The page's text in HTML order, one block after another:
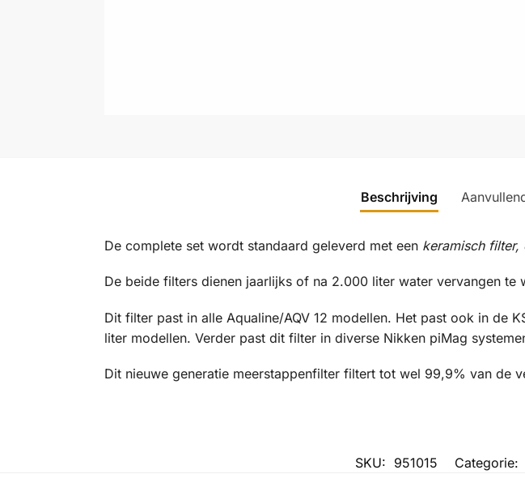
Beschrijving
De complete set wordt standaard geleverd met een keramisch filter,
De beide filters dienen jaarlijks of na 2.000 liter water vervangen te
Dit filter past in alle Aqualine/AQV 12 modellen. Het past ook in de
liter modellen. Verder past dit filter in diverse Nikken piMag
Dit nieuwe generatie meerstappenfilter filtert tot wel 99,9% van de
SKU: 951015 Categorie: